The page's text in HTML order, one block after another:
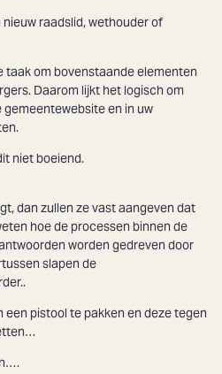
raadslid, wethouder of
taak om bovenstaande elementen
. Daarom lijkt het logisch om
en in uw
niet boeiend.
dan zullen ze vast aangeven dat
hoe de processen binnen de
worden gedreven door
slapen de
pistool te pakken en deze tegen